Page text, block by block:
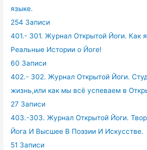
языке.
254 Записи
401.- 301. Журнал Открытой Йоги. Как
Реальные Истории о Йоге!
60 Записи
402.- 302. Журнал Открытой Йоги.
жизнь,или как мы всё успеваем в
27 Записи
403.-303. Журнал Открытой Йоги.
Йога И Высшее В Поэзии И Искусстве.
51 Записи